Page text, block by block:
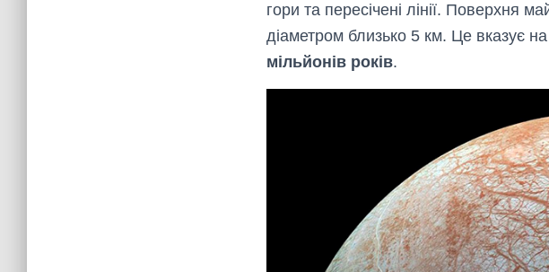
гори та пересічені лінії. Поверхня
діаметром близько 5 км. Це вказує на
мільйонів років.